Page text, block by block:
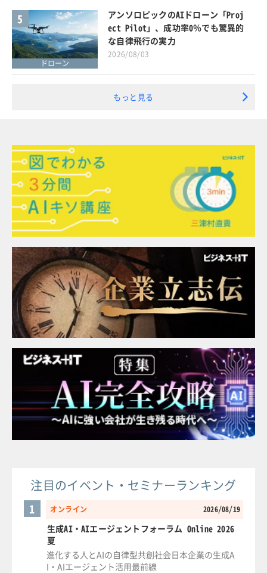
5
ドローン
アンソロピックのAIドローン「Proj
ect Pilot」、成功率0％でも驚異的
な自律飛行の実力
2026/08/03
もっと見る
注目のイベント・セミナーランキング
オンライン 2026/08/19
1
生成AI・AIエージェントフォーラム Online 2026
夏
進化する人とAIの自律型共創社会日本企業の生成A
I・AIエージェント活用最前線